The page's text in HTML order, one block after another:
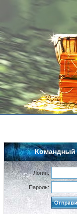
Командный
Логин:
Пароль: